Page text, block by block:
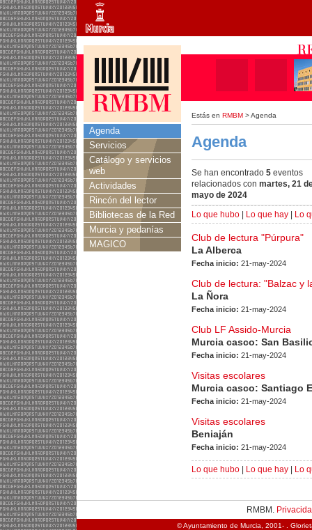
Estás en RMBM > Agenda
Agenda
Servicios
Catálogo y servicios
web
Actividades
Rincón del lector
Bibliotecas de la Red
Murcia y pedanías
MAGICO
Agenda
Se han encontrado 5 eventos
relacionados con martes, 21
mayo de 2024
Lo que hubo
Lo que hay Lo
Club de lectura "Púrpura"
La Alberca
Fecha inicio: 21-may-2024
Club de lectura: "Balzac y
La Ñora
Fecha inicio: 21-may-2024
Club LF Assido-Murcia
Murcia casco: San
Fecha inicio: 21-may-2024
Visitas escolares
Murcia casco: Santiago
Fecha inicio: 21-may-2024
Visitas escolares
Beniaján
Fecha inicio: 21-may-2024
Lo que hubo Lo que hay Lo
RMBM.
© Ayuntamiento de Murcia, 2001- .